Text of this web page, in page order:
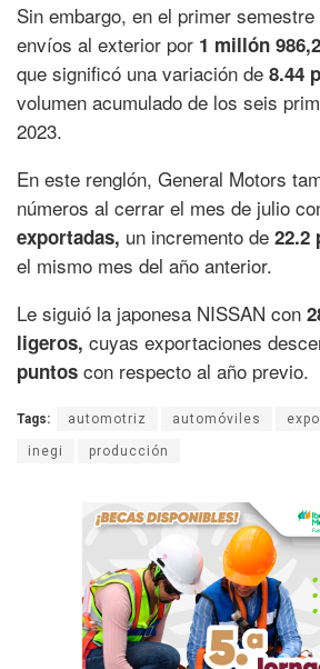
Sin embargo, en el primer
envíos al exterior por 1 millón
que significó una variación de 8.44
volumen acumulado de los seis
2023.
En este renglón, General Motors
números al cerrar el mes de julio
exportadas, un incremento de 22.2
el mismo mes del año anterior.
Le siguió la japonesa NISSAN con
ligeros, cuyas exportaciones
puntos con respecto al año previo.
Tags: automotriz automóviles
inegi producción